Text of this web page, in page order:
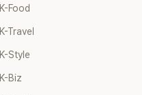
K-Food
K-Travel
K-Style
K-Biz